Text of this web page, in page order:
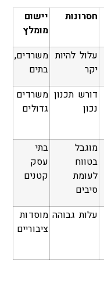
חסרונות
יישום
מומלץ
עלול להיות
יקר
משרדים,
בתים
דורש תכנון
נכון
משרדים
גדולים
מוגבל
בטווח
לעומת
סיבים
בתי
עסק
קטנים
עלות גבוהה מוסדות
ציבוריים